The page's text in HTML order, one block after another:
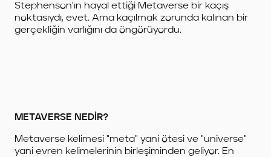
Stephenson'ın hayal ettiği Metaverse bir kaçış
noktasıydı, evet. Ama kaçılmak zorunda kalınan bir
gerçekliğin varlığını da öngörüyordu.
METAVERSE NEDİR?
Metaverse kelimesi "meta" yani ötesi ve "universe"
yani evren kelimelerinin birleşiminden geliyor. En